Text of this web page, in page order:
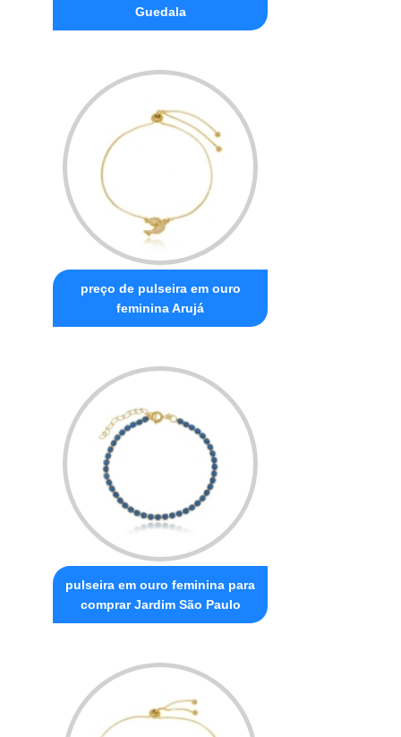
Guedala
preço de pulseira em ouro
feminina Arujá
pulseira em ouro feminina para
comprar Jardim São Paulo